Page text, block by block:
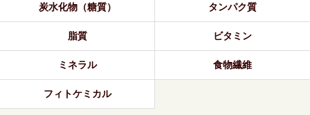
炭水化物（糖質） タンパク質
脂質 ビタミン
ミネラル 食物繊維
フィトケミカル